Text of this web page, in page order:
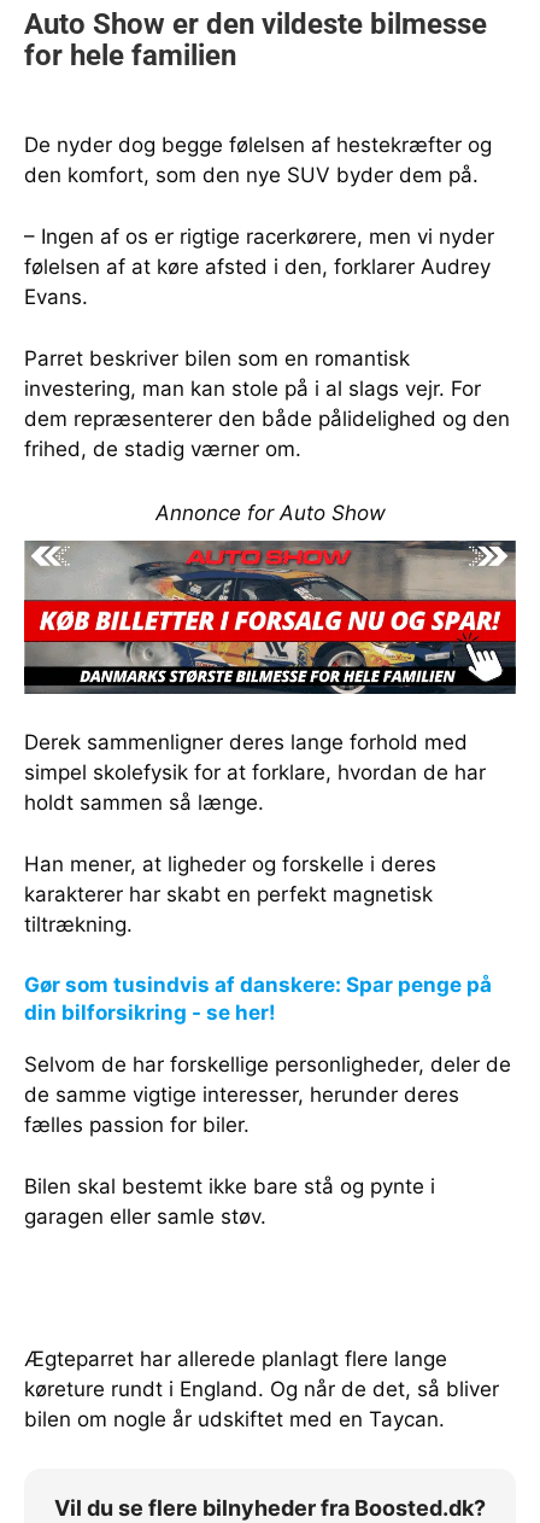
De nyder dog begge følelsen af hestekræfter og
den komfort, som den nye SUV byder dem på.
– Ingen af os er rigtige racerkørere, men vi nyder
følelsen af at køre afsted i den, forklarer Audrey
Evans.
Parret beskriver bilen som en romantisk
investering, man kan stole på i al slags vejr. For
dem repræsenterer den både pålidelighed og den
frihed, de stadig værner om.
Annonce for Auto Show
Derek sammenligner deres lange forhold med
simpel skolefysik for at forklare, hvordan de har
holdt sammen så længe.
Han mener, at ligheder og forskelle i deres
karakterer har skabt en perfekt magnetisk
tiltrækning.
Gør som tusindvis af danskere: Spar penge på
din bilforsikring - se her!
Selvom de har forskellige personligheder, deler de
de samme vigtige interesser, herunder deres
fælles passion for biler.
Bilen skal bestemt ikke bare stå og pynte i
garagen eller samle støv.
Ægteparret har allerede planlagt flere lange
køreture rundt i England. Og når de det, så bliver
bilen om nogle år udskiftet med en Taycan.
Vil du se flere bilnyheder fra Boosted.dk?